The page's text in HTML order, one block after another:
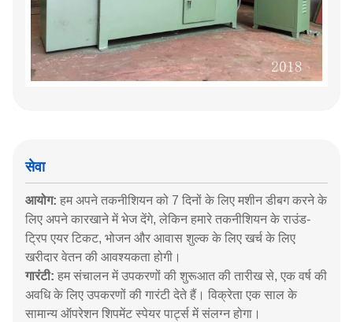
सेवा
आयोग: हम अपने तकनीशियन को 7 दिनों के लिए मशीन डीबग करने के
लिए अपने कारखाने में भेज देंगे, लेकिन हमारे तकनीशियन के राउंड-
ट्रिप एयर टिकट, भोजन और आवास शुल्क के लिए खर्च के लिए
खरीदार वेतन की आवश्यकता होगी।
गारंटी: हम संचालन में उपकरणों की शुरूआत की तारीख से, एक वर्ष की
अवधि के लिए उपकरणों की गारंटी देते हैं। विक्रेता एक साल के
सामान्य ऑपरेशन शिपमेंट स्पेयर पार्ट्स में संलग्न होगा।